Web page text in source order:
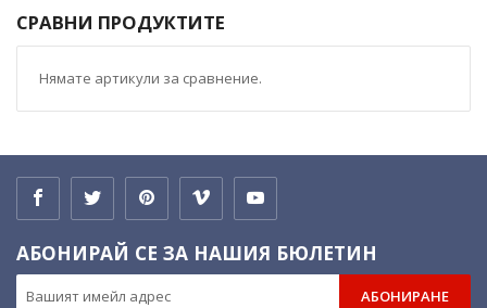
СРАВНИ ПРОДУКТИТЕ
Нямате артикули за сравнение.
АБОНИРАЙ СЕ ЗА НАШИЯ БЮЛЕТИН
АБОНИРАНЕ